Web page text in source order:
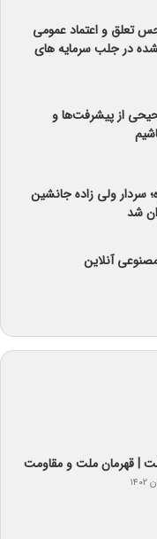
تعلق و اعتماد عمومی
در جلب سرمایه های
از پیشرفت‌ها و
سردار ولی زاده جانشین
شد
آنلاین
| قهرمان ملت و مقاومت